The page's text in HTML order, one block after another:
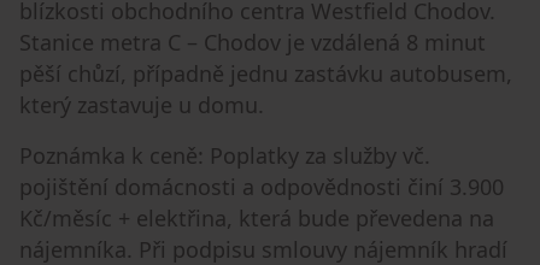
blízkosti obchodního centra Westfield Chodov.
Stanice metra C – Chodov je vzdálená 8 minut
pěší chůzí, případně jednu zastávku autobusem,
který zastavuje u domu.
Poznámka k ceně: Poplatky za služby vč.
pojištění domácnosti a odpovědnosti činí 3.900
Kč/měsíc + elektřina, která bude převedena na
nájemníka. Při podpisu smlouvy nájemník hradí